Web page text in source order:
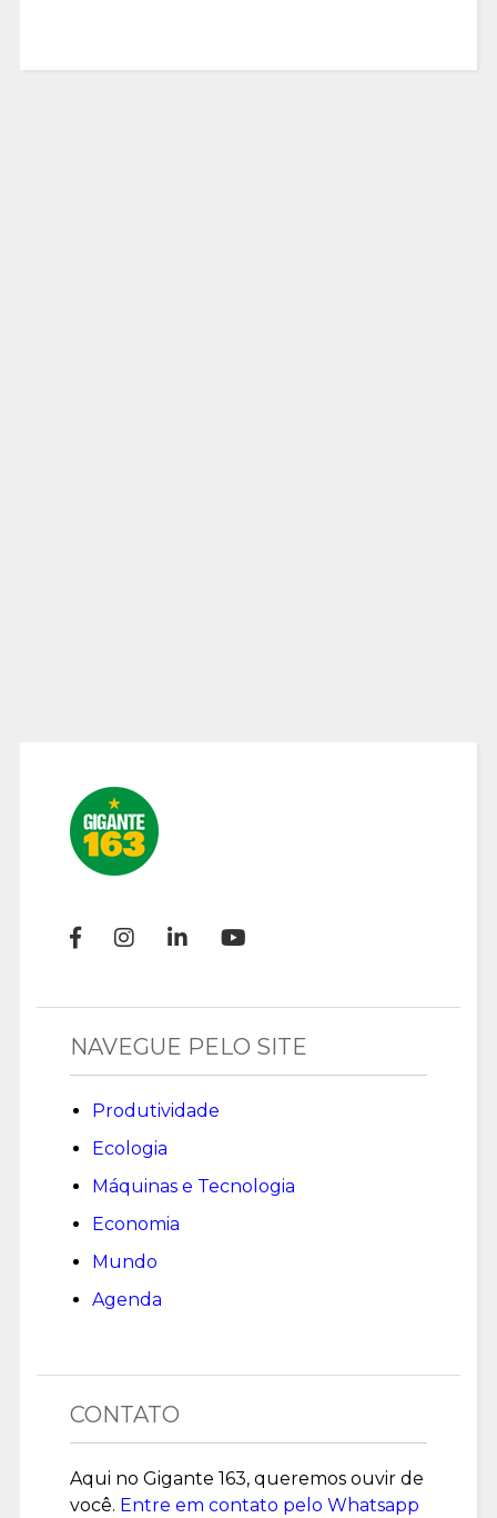
NAVEGUE PELO SITE
Produtividade
Ecologia
Máquinas e Tecnologia
Economia
Mundo
Agenda
CONTATO
Aqui no Gigante 163, queremos ouvir de
você. Entre em contato pelo Whatsapp